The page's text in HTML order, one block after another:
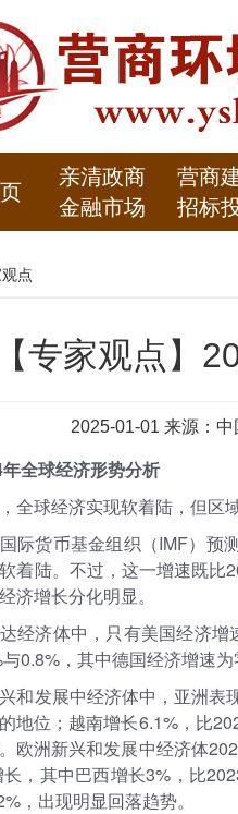
亲清政商 营商
金融市场
招标
点
【专家观点】
2025-01-01 来源：
全球经济形势分析
全球经济实现软着陆，但区
际货币基金组织（IMF）预
着陆。不过，这一增速既比
济增长分化明显。
经济体中，只有美国经济
0.8%，其中德国经济增速
和发展中经济体中，亚洲表
地位；越南增长6.1%，比
欧洲新兴和发展中经济体
，其中巴西增长3%，比
，出现明显回落趋势。